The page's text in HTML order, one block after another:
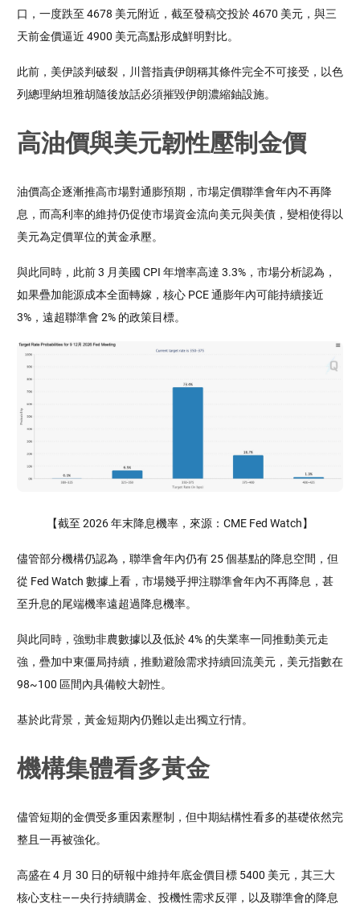
口，一度跌至 4678 美元附近，截至發稿交投於 4670 美元，與三
天前金價逼近 4900 美元高點形成鮮明對比。
此前，美伊談判破裂，川普指責伊朗稱其條件完全不可接受，以色
列總理納坦雅胡隨後放話必須摧毀伊朗濃縮鈾設施。
高油價與美元韌性壓制金價
油價高企逐漸推高市場對通膨預期，市場定價聯準會年內不再降
息，而高利率的維持仍促使市場資金流向美元與美債，變相使得以
美元為定價單位的黃金承壓。
與此同時，此前 3 月美國 CPI 年增率高達 3.3%，市場分析認為，
如果疊加能源成本全面轉嫁，核心 PCE 通膨年內可能持續接近
3%，遠超聯準會 2% 的政策目標。
【截至 2026 年末降息機率，來源：CME Fed Watch】
儘管部分機構仍認為，聯準會年內仍有 25 個基點的降息空間，但
從 Fed Watch 數據上看，市場幾乎押注聯準會年內不再降息，甚
至升息的尾端機率遠超過降息機率。
與此同時，強勁非農數據以及低於 4% 的失業率一同推動美元走
強，疊加中東僵局持續，推動避險需求持續回流美元，美元指數在
98~100 區間內具備較大韌性。
基於此背景，黃金短期內仍難以走出獨立行情。
機構集體看多黃金
儘管短期的金價受多重因素壓制，但中期結構性看多的基礎依然完
整且一再被強化。
高盛在 4 月 30 日的研報中維持年底金價目標 5400 美元，其三大
核心支柱——央行持續購金、投機性需求反彈，以及聯準會的降息